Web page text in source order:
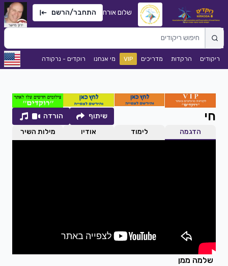
שלום אורח התחבר/הרשם
ריקודים הרקדות מדריכים VIP מי אנחנו רוקדים - נרקודה
חי שיתוף
הורדה
הדגמה
לימוד אודיו מילות השיר
שלמה ממן